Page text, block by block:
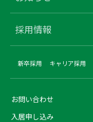
採用情報
新卒採用 キャリア採用
お問い合わせ
入居申し込み